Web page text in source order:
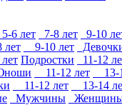
5-6 лет 7-8 лет 9-10
9-10 лет
Подростки 11-12
11-12 лет 13-
11-12 лет 13-14
Мужчины